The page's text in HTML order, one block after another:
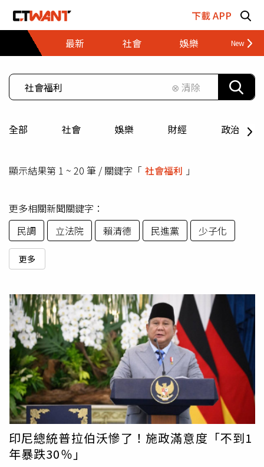
下載 APP
最新
社會 娛樂 財經
⊗ 清除
全部 社會 娛樂 財經 政治
顯示結果第 1 ~ 20 筆 / 關鍵字「 社會福利 」
更多相關新聞關鍵字：
民調
立法院 賴清德 民進黨 少子化
更多
印尼總統普拉伯沃慘了！施政滿意度「不到1
年暴跌30％」